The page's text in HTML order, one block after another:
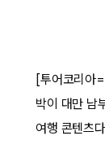
[투어코리아
박이 대만 남
여행 콘텐츠